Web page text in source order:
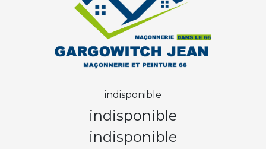
indisponible
indisponible
indisponible